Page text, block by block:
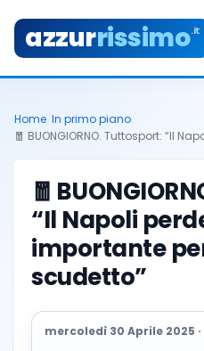
azzurrissimo.it
Home In primo piano
🧧 BUONGIORNO. Tuttosport: “Il
🧧
“Il Napoli
importante
scudetto”
mercoledì 30 Aprile 2025 ·